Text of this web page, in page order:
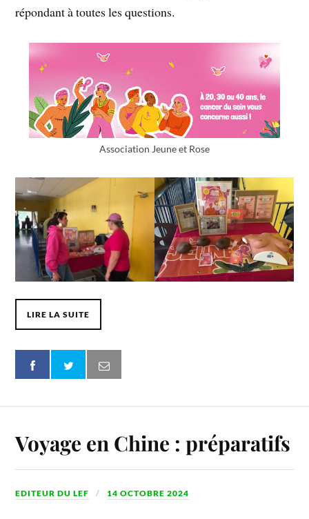
répondant à toutes les questions.
Association Jeune et Rose
LIRE LA SUITE
Voyage en Chine : préparatifs
EDITEUR DU LEF 14 OCTOBRE 2024